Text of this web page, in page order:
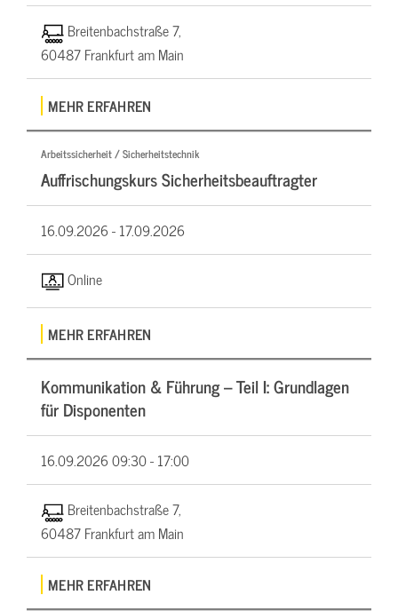
Breitenbachstraße 7,
60487 Frankfurt am Main
MEHR ERFAHREN
Arbeitssicherheit / Sicherheitstechnik
Auffrischungskurs Sicherheitsbeauftragter
16.09.2026 -17.09.2026
Online
MEHR ERFAHREN
Kommunikation & Führung – Teil I: Grundlagen
für Disponenten
16.09.202609:30 - 17:00
Breitenbachstraße 7,
60487 Frankfurt am Main
MEHR ERFAHREN